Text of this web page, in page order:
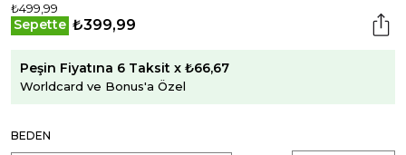
₺499,99
Sepette ₺399,99
Peşin Fiyatına 6 Taksit x ₺66,67
Worldcard ve Bonus'a Özel
BEDEN